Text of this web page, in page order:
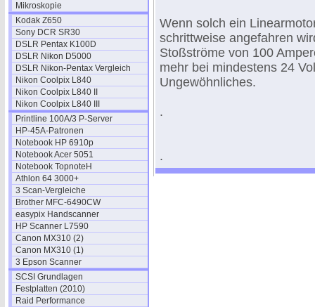
Mikroskopie
Kodak Z650
Sony DCR SR30
DSLR Pentax K100D
DSLR Nikon D5000
DSLR Nikon-Pentax Vergleich
Nikon Coolpix L840
Nikon Coolpix L840 II
Nikon Coolpix L840 III
Printline 100A/3 P-Server
HP-45A-Patronen
Notebook HP 6910p
Notebook Acer 5051
Notebook TopnoteH
Athlon 64 3000+
3 Scan-Vergleiche
Brother MFC-6490CW
easypix Handscanner
HP Scanner L7590
Canon MX310 (2)
Canon MX310 (1)
3 Epson Scanner
SCSI Grundlagen
Festplatten (2010)
Raid Performance
Wenn solch ein
schrittweise angefahren
Stoßströme von 100
mehr bei mindestens 24
Ungewöhnliches.
.
.